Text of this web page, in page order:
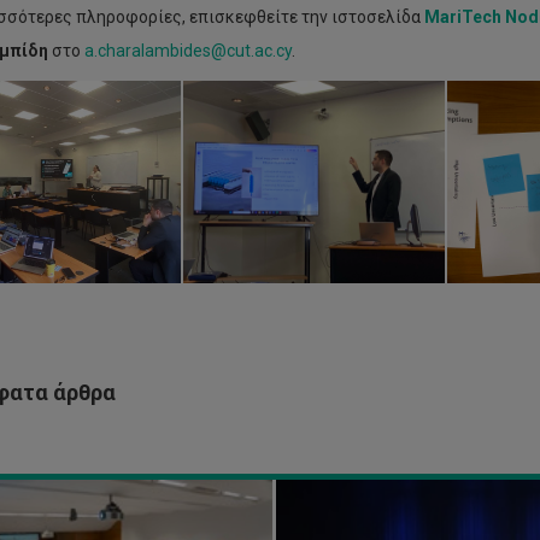
πληροφορίες, επισκεφθείτε την ιστοσελίδα MariTech
στο a.charalambides@cut.ac.cy.
άρθρα
Βράβευση
ερευνήτριας
του
ΤΕΠΑΚ
Βραβεία
Έρευνας
Ιδρύματος